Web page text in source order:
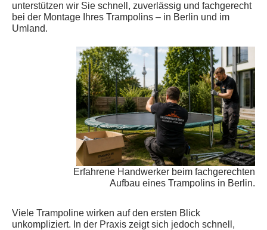
unterstützen wir Sie schnell, zuverlässig und fachgerecht
bei der Montage Ihres Trampolins – in Berlin und im
Umland.
Erfahrene Handwerker beim fachgerechten
Aufbau eines Trampolins in Berlin.
Viele Trampoline wirken auf den ersten Blick
unkompliziert. In der Praxis zeigt sich jedoch schnell,